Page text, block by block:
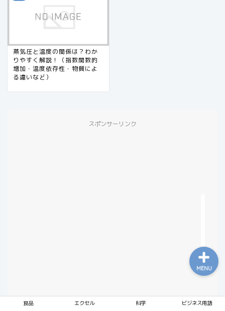
蒸気圧と温度の関係は？わか
りやすく解説！（指数関数的
増加・温度依存性・物質によ
る違いなど）
スポンサーリンク
食品 エクセル 科学 ビジネス用語
MENU